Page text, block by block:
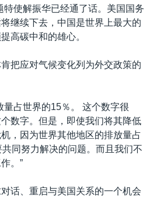
特使解振华已经通了话。美国国务
继续下去，中国是世界上最大的
高碳中和的雄心。
把应对气候变化列为外交政策的
量占世界的15％。 这个数字很
数字。但是，即使我们将其降低
，因为世界其他地区的排放量占
同努力解决的问题。而且我们不
。”
话、重启与美国关系的一个机会